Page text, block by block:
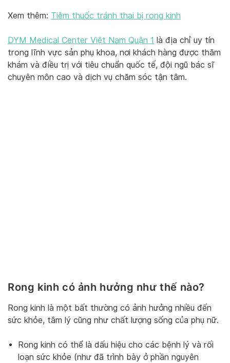
Xem thêm: Tiêm thuốc tránh thai bị rong kinh
DYM Medical Center Việt Nam Quận 1 là địa chỉ uy tín
trong lĩnh vực sản phụ khoa, nơi khách hàng được thăm
khám và điều trị với tiêu chuẩn quốc tế, đội ngũ bác sĩ
chuyên môn cao và dịch vụ chăm sóc tận tâm.
Rong kinh có ảnh hưởng như thế nào?
Rong kinh là một bất thường có ảnh hưởng nhiều đến
sức khỏe, tâm lý cũng như chất lượng sống của phụ nữ.
Rong kinh có thể là dấu hiệu cho các bệnh lý và rối
loạn sức khỏe (như đã trình bày ở phần nguyên